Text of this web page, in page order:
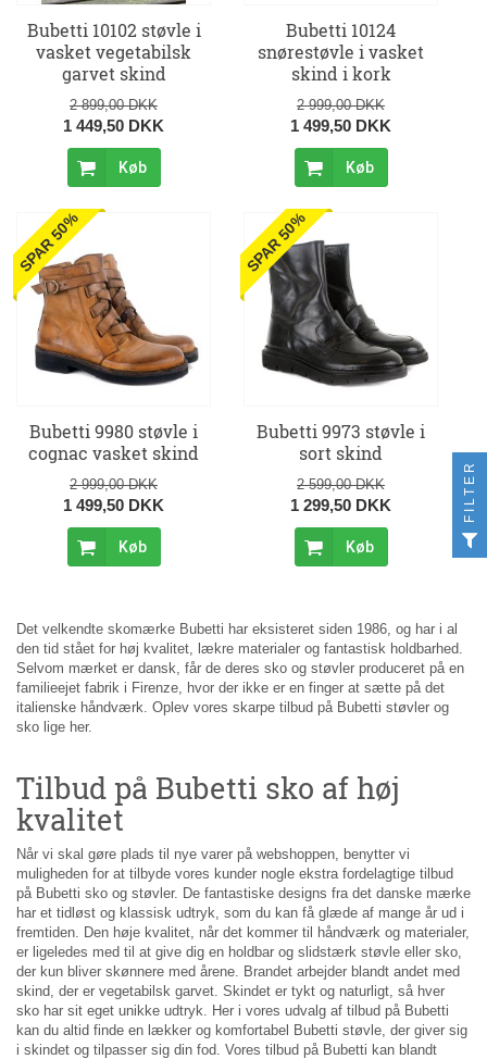
Bubetti 10102 støvle i
vasket vegetabilsk
garvet skind
2 899,00 DKK
1 449,50 DKK
Køb
Bubetti 10124
snørestøvle i vasket
skind i kork
2 999,00 DKK
1 499,50 DKK
Køb
SPAR 50%
Bubetti 9980 støvle i
cognac vasket skind
2 999,00 DKK
1 499,50 DKK
Køb
SPAR 50%
Bubetti 9973 støvle i
sort skind
2 599,00 DKK
1 299,50 DKK
Køb
Det velkendte skomærke Bubetti har eksisteret siden 1986, og har i al
den tid stået for høj kvalitet, lækre materialer og fantastisk holdbarhed.
Selvom mærket er dansk, får de deres sko og støvler produceret på en
familieejet fabrik i Firenze, hvor der ikke er en finger at sætte på det
italienske håndværk. Oplev vores skarpe tilbud på Bubetti støvler og
sko lige her.
Tilbud på Bubetti sko af høj
kvalitet
Når vi skal gøre plads til nye varer på webshoppen, benytter vi
muligheden for at tilbyde vores kunder nogle ekstra fordelagtige tilbud
på Bubetti sko og støvler. De fantastiske designs fra det danske mærke
har et tidløst og klassisk udtryk, som du kan få glæde af mange år ud i
fremtiden. Den høje kvalitet, når det kommer til håndværk og materialer,
er ligeledes med til at give dig en holdbar og slidstærk støvle eller sko,
der kun bliver skønnere med årene. Brandet arbejder blandt andet med
skind, der er vegetabilsk garvet. Skindet er tykt og naturligt, så hver
sko har sit eget unikke udtryk. Her i vores udvalg af tilbud på Bubetti
kan du altid finde en lækker og komfortabel Bubetti støvle, der giver sig
i skindet og tilpasser sig din fod. Vores tilbud på Bubetti kan blandt
FILTER